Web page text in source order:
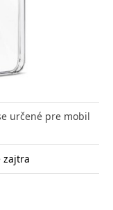
určené pre mobil
zajtra